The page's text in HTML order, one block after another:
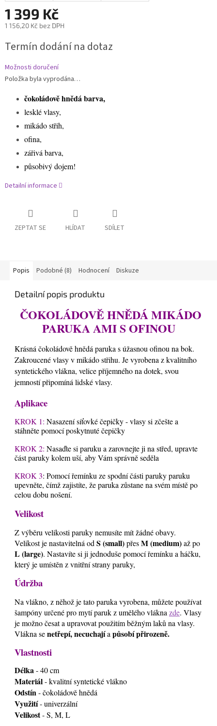
1 399 Kč
1 156,20 Kč bez DPH
cena:
Termín dodání na dotaz
Možnosti doručení
Položka byla vyprodána…
čokoládově hnědá barva,
lesklé vlasy,
mikádo střih,
ofina,
zářivá barva,
působivý dojem!
Detailní informace
ZEPTAT SE HLÍDAT SDÍLET
Popis Podobné (8) Hodnocení Diskuze
Detailní popis produktu
ČOKOLÁDOVĚ HNĚDÁ MIKÁDO
PARUKA AMI S OFINOU
Krásná čokoládově hnědá paruka s úžasnou ofinou na bok.
Zakroucené vlasy v mikádo střihu. Je vyrobena z kvalitního
syntetického vlákna, velice příjemného na dotek, svou
jemností připomíná lidské vlasy.
Aplikace
KROK 1: Nasazení síťovké čepičky - vlasy si zčešte a
stáhněte pomocí poskytnuté čepičky
KROK 2: Nasaďte si paruku a zarovnejte ji na střed, upravte
část paruky kolem uší, aby Vám správně seděla
KROK 3: Pomocí řemínku ze spodní části paruky paruku
upevněte, čímž zajistíte, že paruka zůstane na svém místě po
celou dobu nošení.
Velikost
Z výběru velikosti paruky nemusíte mít žádné obavy.
Velikost je nastavitelná od S (small)přesM (medium)až po
L (large). Nastavíte si ji jednoduše pomocí řemínku a háčku,
který je umístěn z vnitřní strany paruky,
Údržba
Na vlákno, z něhož je tato paruka vyrobena, můžete používat
šampóny určené pro mytí paruk z umělého vláknazde. Vlasy
je možno česat a upravovat použitím běžným laků na vlasy.
Vlákna senetřepí, necuchajíapůsobí přirozeně.
Vlastnosti
Délka- 40 cm
Materiál- kvalitní syntetické vlákno
Odstín- čokoládově hnědá
Využití- univerzální
Velikost- S, M, L